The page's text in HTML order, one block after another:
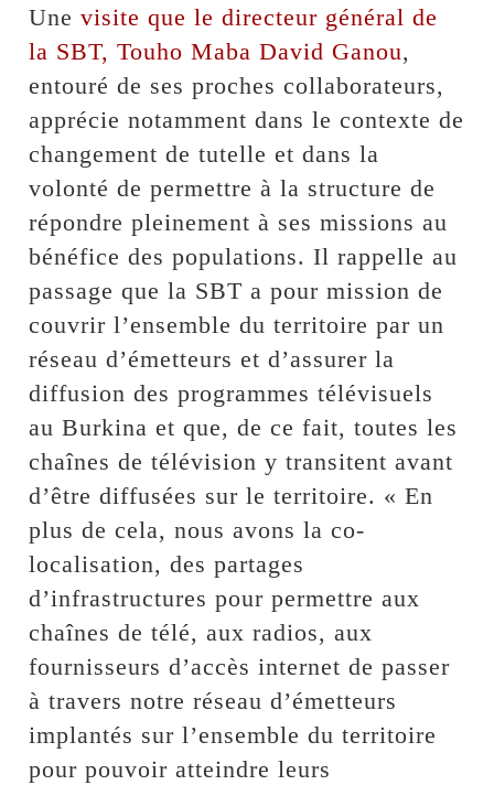
Unevisite que le directeur général de
la SBT, Touho Maba David Ganou,
entouré de ses proches collaborateurs,
apprécie notamment dans le contexte de
changement de tutelle et dans la
volonté de permettre à la structure de
répondre pleinement à ses missions au
bénéfice des populations. Il rappelle au
passage que la SBT a pour mission de
couvrir l’ensemble du territoire par un
réseau d’émetteurs et d’assurer la
diffusion des programmes télévisuels
au Burkina et que, de ce fait, toutes les
chaînes de télévision y transitent avant
d’être diffusées sur le territoire. « En
plus de cela, nous avons la co-
localisation, des partages
d’infrastructures pour permettre aux
chaînes de télé, aux radios, aux
fournisseurs d’accès internet de passer
à travers notre réseau d’émetteurs
implantés sur l’ensemble du territoire
pour pouvoir atteindre leurs